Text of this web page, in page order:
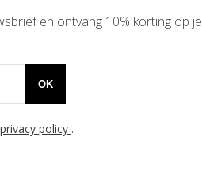
en ontvang 10% korting op je
OK
privacy policy .